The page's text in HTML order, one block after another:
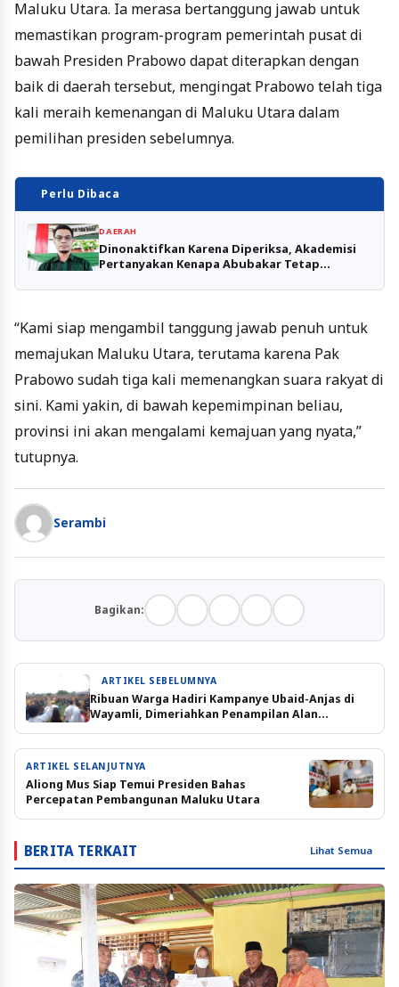
Maluku Utara. Ia merasa bertanggung jawab untuk
memastikan program-program pemerintah pusat di
bawah Presiden Prabowo dapat diterapkan dengan
baik di daerah tersebut, mengingat Prabowo telah tiga
kali meraih kemenangan di Maluku Utara dalam
pemilihan presiden sebelumnya.
Perlu Dibaca
DAERAH
Dinonaktifkan Karena Diperiksa, Akademisi
Pertanyakan Kenapa Abubakar Tetap
“Kami siap mengambil tanggung jawab penuh untuk
memajukan Maluku Utara, terutama karena Pak
Prabowo sudah tiga kali memenangkan suara rakyat di
sini. Kami yakin, di bawah kepemimpinan beliau,
provinsi ini akan mengalami kemajuan yang nyata,”
tutupnya.
Serambi
Bagikan:
ARTIKEL SEBELUMNYA
Ribuan Warga Hadiri Kampanye Ubaid-Anjas di
Wayamli, Dimeriahkan Penampilan Alan
ARTIKEL SELANJUTNYA
Aliong Mus Siap Temui Presiden Bahas
Percepatan Pembangunan Maluku Utara
BERITA TERKAIT Lihat Semua